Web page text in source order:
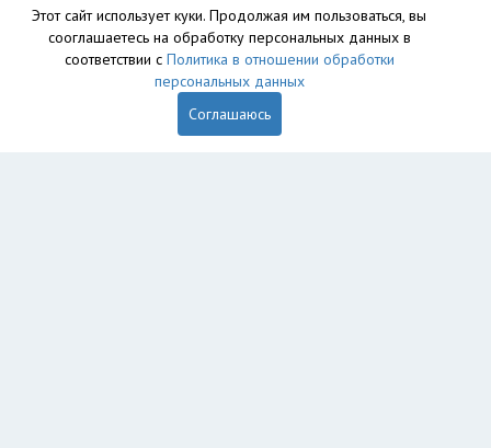
База данных сайта vyvoz.org является интеллектуальной
собственностью ООО «Профит» и охраняется законом.
Этот сайт использует куки. Продолжая им пользоваться, вы
сооглашаетесь на обработку персональных данных в
соответствии с Политика в отношении обработки
персональных данных
Соглашаюсь